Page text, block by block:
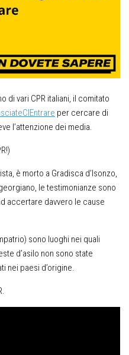
di vari CPR italiani, il comitato
per cercare di
l’attenzione dei media.
è morto a Gradisca d’Isonzo,
le testimonianze sono
accertare davvero le cause
sono luoghi nei quali
d’asilo non sono state
nei paesi d’origine.